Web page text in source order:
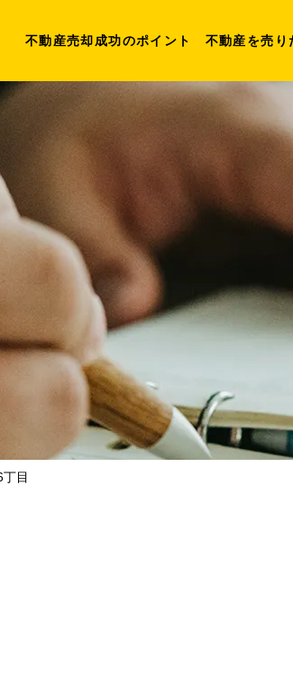
不動産売却成功のポイント 不動産を売り
目